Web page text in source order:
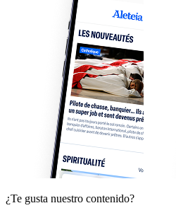
¿Te gusta nuestro contenido?